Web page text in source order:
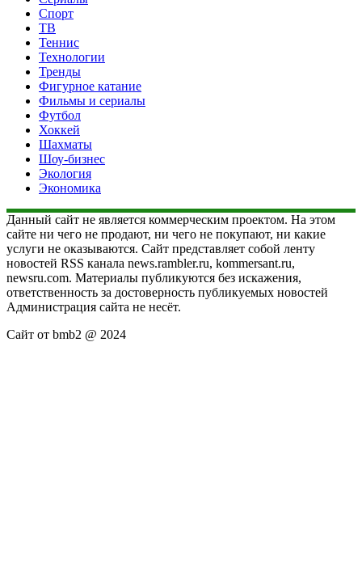
Спорт
ТВ
Теннис
Технологии
Тренды
Фигурное катание
Фильмы и сериалы
Футбол
Хоккей
Шахматы
Шоу-бизнес
Экология
Экономика
Данный сайт не является коммерческим проектом. На этом
сайте ни чего не продают, ни чего не покупают, ни какие
услуги не оказываются. Сайт представляет собой ленту
новостей RSS канала news.rambler.ru, kommersant.ru,
newsru.com. Материалы публикуются без искажения,
ответственность за достоверность публикуемых новостей
Администрация сайта не несёт.
Сайт от bmb2 @ 2024